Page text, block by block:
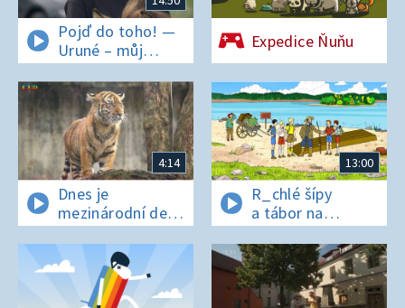
Pojď do toho! —
Uruné – můj
horský koník
Expedice Ňuňu
4:14
Dnes je
mezinárodní den
t_grů
13:00
R_chlé šípy
a tábor na
os_rově